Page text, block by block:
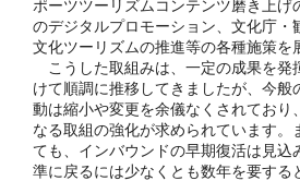
ポーツツーリズムコンテンツ磨き上げ
のデジタルプロモーション、文化庁・
文化ツーリズムの推進等の各種施策を
こうした取組みは、一定の成果を発
けて順調に推移してきましたが、今般
動は縮小や変更を余儀なくされており
なる取組の強化が求められています。
ても、インバウンドの早期復活は見込
準に戻るには少なくとも数年を要する